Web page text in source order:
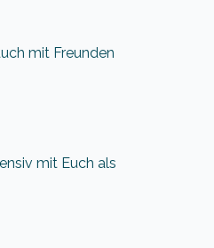
mit Freunden
mit Euch als